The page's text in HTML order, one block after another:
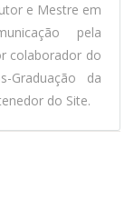
e Mestre em
pela
colaborador do
Graduação da
do Site.